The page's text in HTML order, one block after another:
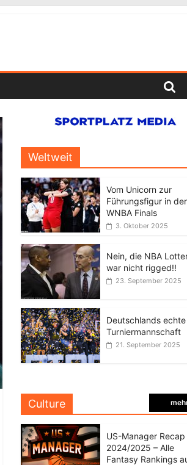
Weltweit
Vom Unicorn zur
Führungsfigur in
WNBA Finals
3. Oktober 2025
Nein, die NBA
war nicht rigged!!
23. September 2025
Deutschlands echte
Turniermannschaft
21. September 2025
Culture
US-Manager Recap
2024/2025 – Alle
Fantasy Rankings